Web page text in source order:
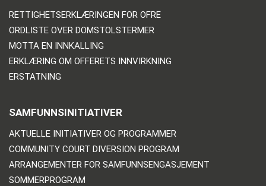
RETTIGHETSERKLÆRINGEN FOR OFRE
ORDLISTE OVER DOMSTOLSTERMER
MOTTA EN INNKALLING
ERKLÆRING OM OFFERETS INNVIRKNING
ERSTATNING
SAMFUNNSINITIATIVER
AKTUELLE INITIATIVER OG PROGRAMMER
COMMUNITY COURT DIVERSION PROGRAM
ARRANGEMENTER FOR SAMFUNNSENGASJEMENT
SOMMERPROGRAM